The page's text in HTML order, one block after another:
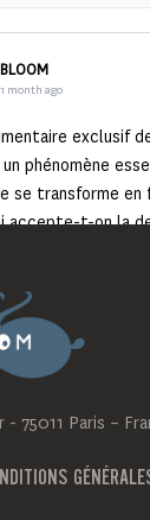
BLOOM
1 month ago
exclusif
phénomène
se transforme en
accepte-t-on la
bout et
Youtube (lien
un film qui
: des
et la conscience
- 75011 Paris –